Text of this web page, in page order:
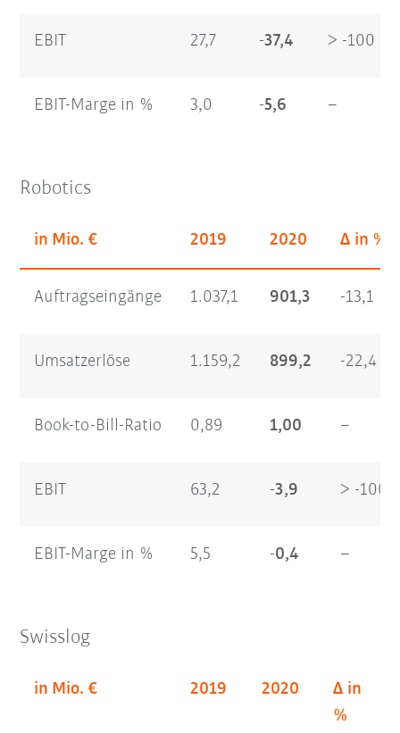
EBIT 27,7 -37,4 > -100
EBIT-Marge in % 3,0 -5,6 –
Robotics
in Mio. € 2019 2020 Δ in %
Auftragseingänge 1.037,1 901,3 -13,1
Umsatzerlöse 1.159,2 899,2 -22,4
Book-to-Bill-Ratio 0,89 1,00 –
EBIT 63,2 -3,9 > -100
EBIT-Marge in % 5,5 -0,4 –
Swisslog
in Mio. € 2019 2020
Δ in
%